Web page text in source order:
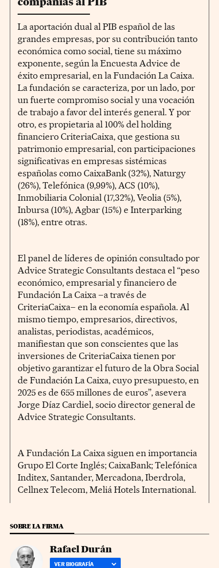
La aportación dual al PIB español de las
grandes empresas, por su contribución tanto
económica como social, tiene su máximo
exponente, según la Encuesta Advice de
éxito empresarial, en la Fundación La Caixa.
La fundación se caracteriza, por un lado, por
un fuerte compromiso social y una vocación
de trabajo a favor del interés general. Y por
otro, es propietaria al 100% del holding
financiero CriteriaCaixa, que gestiona su
patrimonio empresarial, con participaciones
significativas en empresas sistémicas
españolas como CaixaBank (32%), Naturgy
(26%), Telefónica (9,99%), ACS (10%),
Inmobiliaria Colonial (17,32%), Veolia (5%),
Inbursa (10%), Agbar (15%) e Interparking
(18%), entre otras.
El panel de líderes de opinión consultado por
Advice Strategic Consultants destaca el “peso
económico, empresarial y financiero de
Fundación La Caixa –a través de
CriteriaCaixa– en la economía española. Al
mismo tiempo, empresarios, directivos,
analistas, periodistas, académicos,
manifiestan que son conscientes que las
inversiones de CriteriaCaixa tienen por
objetivo garantizar el futuro de la Obra Social
de Fundación La Caixa, cuyo presupuesto, en
2025 es de 655 millones de euros”, asevera
Jorge Díaz Cardiel, socio director general de
Advice Strategic Consultants.
A Fundación La Caixa siguen en importancia
Grupo El Corte Inglés; CaixaBank; Telefónica
Inditex, Santander, Mercadona, Iberdrola,
Cellnex Telecom, Meliá Hotels International.
SOBRE LA FIRMA
Rafael Durán
VER BIOGRAFÍA